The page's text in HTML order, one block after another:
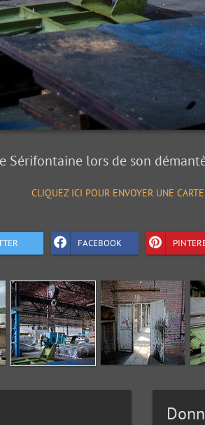
Sérifontaine lors de son
CLIQUEZ ICI POUR ENVOYER UNE
FACEBOOK